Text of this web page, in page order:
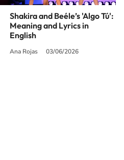
Shakira and Beéle’s 'Algo Tú':
Meaning and Lyrics in
English
Ana Rojas 03/06/2026